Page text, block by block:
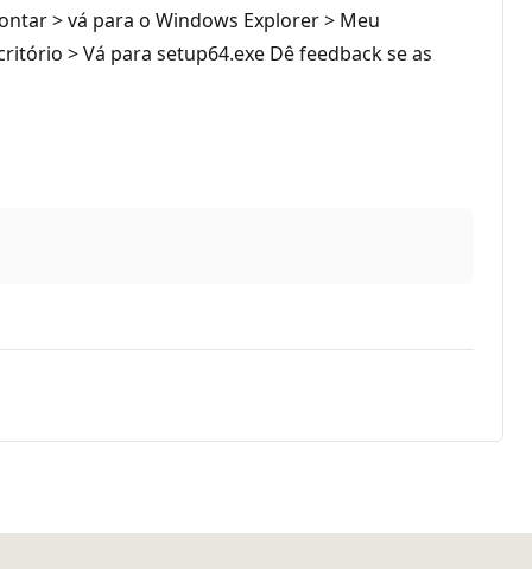
> vá para o Windows Explorer > Meu
> Vá para setup64.exe Dê feedback se as